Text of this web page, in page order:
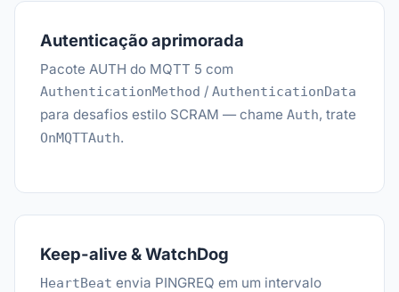
Autenticação aprimorada
Pacote AUTH do MQTT 5 com
AuthenticationMethod / AuthenticationData
para desafios estilo SCRAM — chame Auth, trate
OnMQTTAuth.
Keep-alive & WatchDog
HeartBeat envia PINGREQ em um intervalo